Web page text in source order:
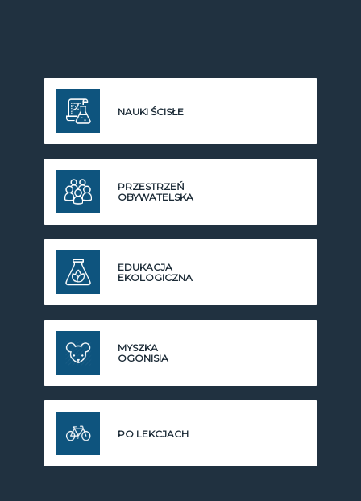
NAUKI ŚCISŁE
PRZESTRZEŃ
OBYWATELSKA
EDUKACJA
EKOLOGICZNA
MYSZKA
OGONISIA
PO LEKCJACH